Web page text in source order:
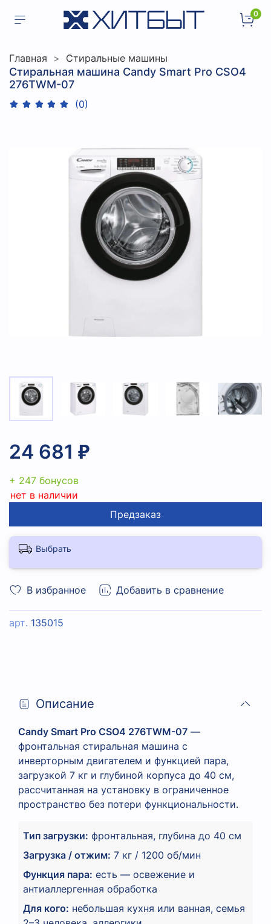
0
Главная Стиральные машины
Стиральная машина Candy Smart Pro CSO4
276TWM-07
(0)
В избранное Добавить в сравнение
арт. 135015
24 681 ₽
+ 247 бонусов
нет в наличии
Предзаказ
Выбрать
Описание
Candy Smart Pro CSO4 276TWM-07 —
фронтальная стиральная машина с
инверторным двигателем и функцией пара,
загрузкой 7 кг и глубиной корпуса до 40 см,
рассчитанная на установку в ограниченное
пространство без потери функциональности.
Тип загрузки: фронтальная, глубина до 40 см
Загрузка / отжим: 7 кг / 1200 об/мин
Функция пара: есть — освежение и
антиаллергенная обработка
Для кого: небольшая кухня или ванная, семья